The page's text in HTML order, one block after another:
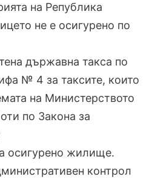
на Република
не е осигурено по
държавна такса по
№ 4 за таксите, които
на Министерството
по Закона за
осигурено жилище.
контрол